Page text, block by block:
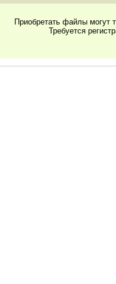
Приобретать файлы могут
Требуется